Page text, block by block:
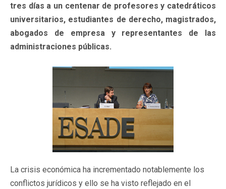
tres días a un centenar de profesores y catedráticos
universitarios, estudiantes de derecho, magistrados,
abogados de empresa y representantes de las
administraciones públicas.
La crisis económica ha incrementado notablemente los
conflictos jurídicos y ello se ha visto reflejado en el